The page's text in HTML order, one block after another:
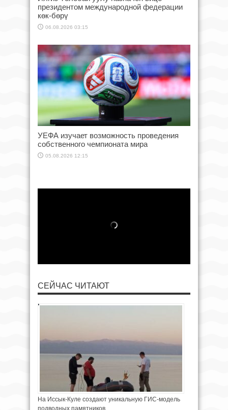
президентом международной федерации
көк-бөрү
06.08.2026 03:15
УЕФА изучает возможность проведения
собственного чемпионата мира
05.08.2026 12:15
СЕЙЧАС ЧИТАЮТ
На Иссык-Куле создают уникальную ГИС-модель
подводных памятников